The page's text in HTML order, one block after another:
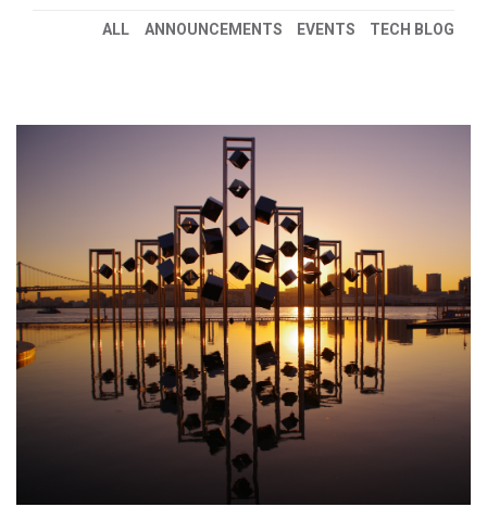
ALL ANNOUNCEMENTS EVENTS TECH BLOG